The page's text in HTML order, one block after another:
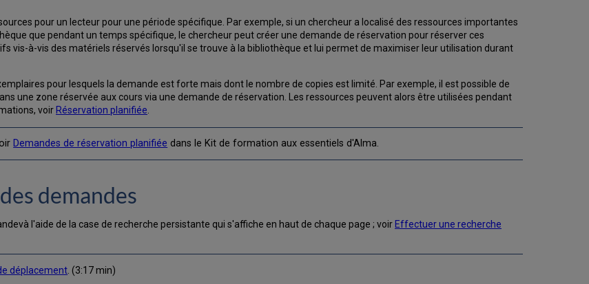
pour un lecteur pour une période spécifique. Par exemple, si un chercheur a localisé des ressources importantes
que pendant un temps spécifique, le chercheur peut créer une demande de réservation pour réserver ces
vis-à-vis des matériels réservés lorsqu'il se trouve à la bibliothèque et lui permet de maximiser leur utilisation durant
pour lesquels la demande est forte mais dont le nombre de copies est limité. Par exemple, il est possible de
une zone réservée aux cours via une demande de réservation. Les ressources peuvent alors être utilisées pendant
voir Réservation planifiée.
Demandes de réservation planifiée dans le Kit de formation aux essentiels d'Alma.
demandes
l'aide de la case de recherche persistante qui s'affiche en haut de chaque page ; voirEffectuer une recherche
déplacement. (3:17 min)